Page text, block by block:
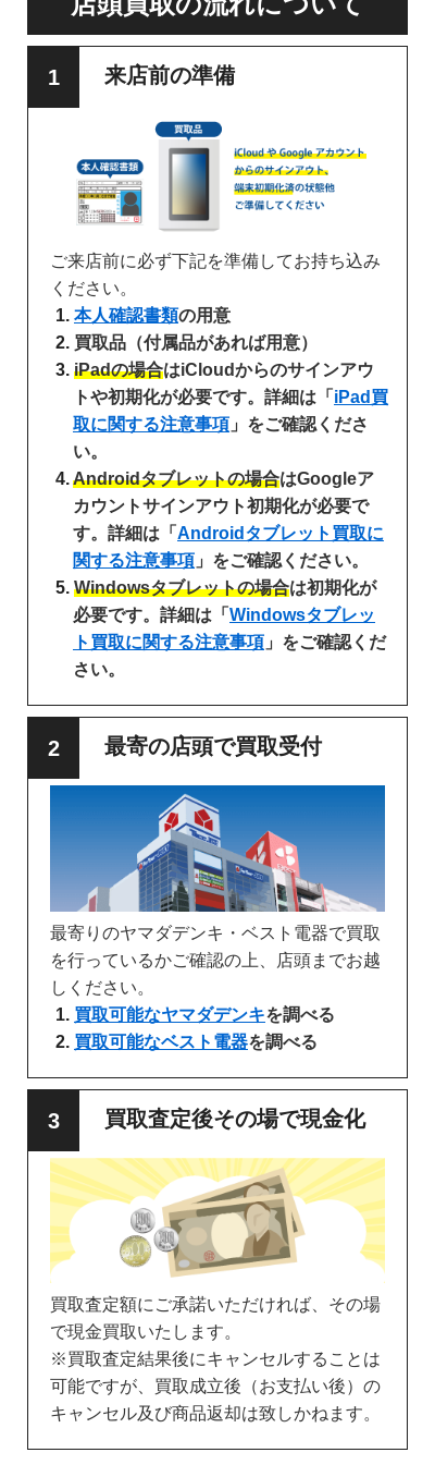
来店前の準備
ご来店前に必ず下記を準備してお持ち込み
ください。
本人確認書類の用意
買取品（付属品があれば用意）
iPadの場合はiCloudからのサインアウ
トや初期化が必要です。詳細は「 iPad買
取に関する注意事項 」をご確認くださ
い。
Androidタブレットの場合はGoogleア
カウントサインアウト初期化が必要で
す。詳細は「 Androidタブレット買取に
関する注意事項 」をご確認ください。
Windowsタブレットの場合は初期化が
必要です。詳細は「 Windowsタブレッ
ト買取に関する注意事項 」をご確認くだ
さい。
最寄の店頭で買取受付
最寄りのヤマダデンキ・ベスト電器で買取
を行っているかご確認の上、店頭までお越
しください。
買取可能なヤマダデンキを調べる
買取可能なベスト電器を調べる
買取査定後その場で現金化
買取査定額にご承諾いただければ、その場
で現金買取いたします。
※買取査定結果後にキャンセルすることは
可能ですが、買取成立後（お支払い後）の
キャンセル及び商品返却は致しかねます。